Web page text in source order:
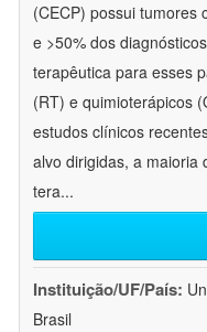
(CECP) possui tumores
e >50% dos
terapêutica para esses
(RT) e quimioterápicos
estudos clínicos
alvo dirigidas, a maioria
tera...
Instituição/UF/País:
Brasil